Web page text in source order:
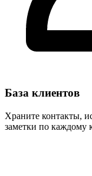
База клиентов
Храните контакты,
заметки по каждому